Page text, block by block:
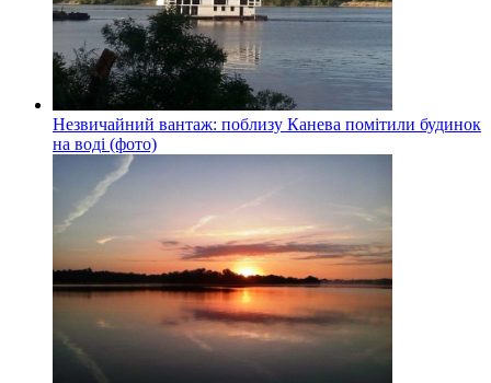
Незвичайний вантаж: поблизу Канева помітили будинок
на воді (фото)